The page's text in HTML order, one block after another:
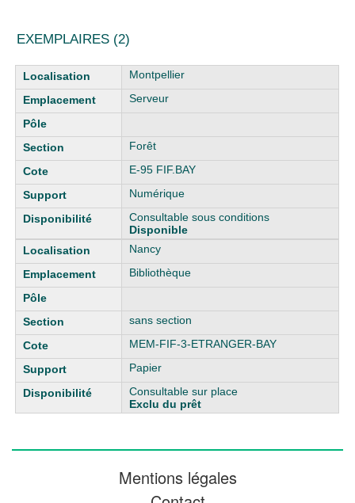
EXEMPLAIRES (2)
Liste des exemplaires
Montpellier
Serveur
Forêt
E-95 FIF.BAY
Numérique
Consultable sous conditions
Disponible
Nancy
Bibliothèque
sans section
MEM-FIF-3-ETRANGER-BAY
Papier
Consultable sur place
Exclu du prêt
Mentions légales